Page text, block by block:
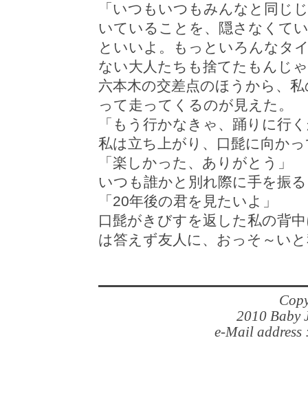
「いつもいつもみんなと同じ
いていることを、隠さなくて
といいよ。もっといろんなタ
ない大人たちも捨てたもんじ
六本木の交差点のほうから、
って走ってくるのが見えた。
「もう行かなきゃ、踊りに行
私は立ち上がり、口髭に向か
「楽しかった、ありがとう」
いつも誰かと別れ際に手を振
「20年後の君を見たいよ」
口髭がきびすを返した私の背
は答えず友人に、おっそ～い
2010 Baby
e-Mail